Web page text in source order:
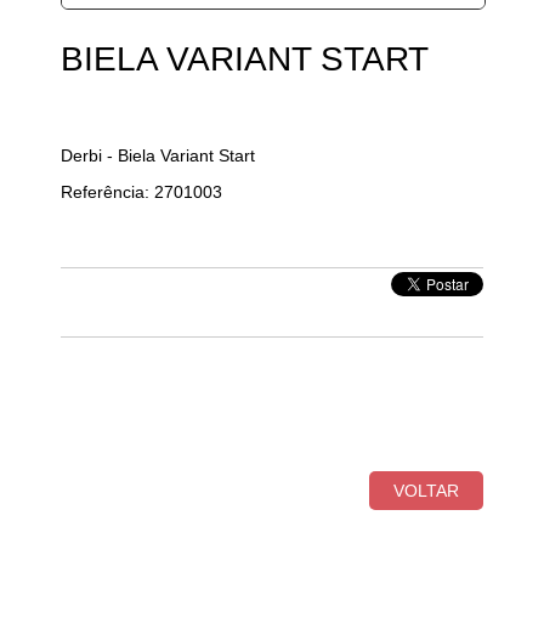
BIELA VARIANT START
Derbi - Biela Variant Start
Referência: 2701003
VOLTAR